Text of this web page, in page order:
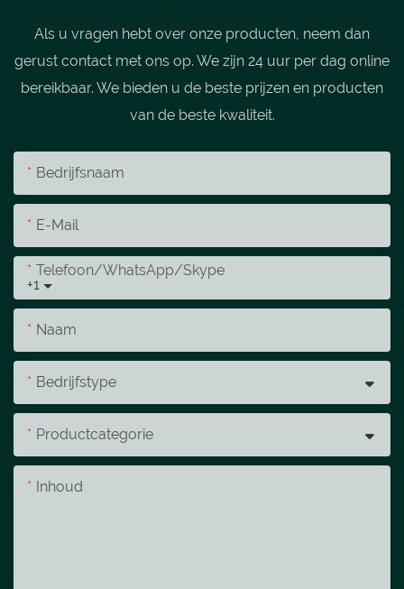
Als u vragen hebt over onze producten, neem dan
gerust contact met ons op. We zijn 24 uur per dag online
bereikbaar. We bieden u de beste prijzen en producten
van de beste kwaliteit.
Bedrijfsnaam
E-Mail
+1
Telefoon/WhatsApp/Skype
Naam
Bedrijfstype
Productcategorie
Inhoud